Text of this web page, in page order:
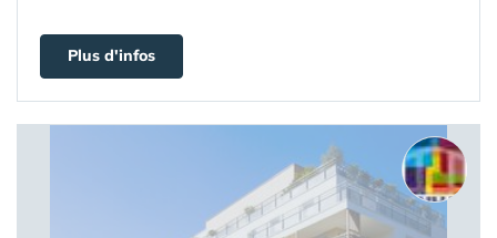
Plus d'infos